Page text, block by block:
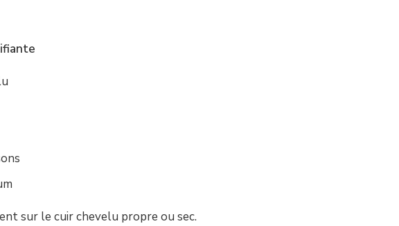
sur le cuir chevelu propre ou sec.